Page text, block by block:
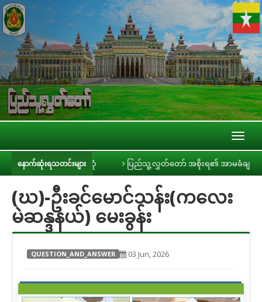
နောက်ဆုံးရသတင်းများ
ယာများနှင့် တွေ့ဆုံ ပြည်သူ့လွှတ်တော် အစိုးရ၏ အာမခံချက်များ၊ ကတိ
(ဃ)-ဦးခင်မောင်သန်း(ကလေး
မဲဆန္ဒနယ်) မေးခွန်း
QUESTION_AND_ANSWER 03 Jun, 2026